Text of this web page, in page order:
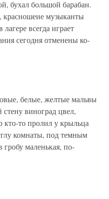
бухал большой барабан.
красношеие музыканты
всегда играет
сегодня отменены ко­
белые, желтые маль­вы
виноград цвел,
кто-то пролил у крыльца
комнаты, под темным
гробу маленькая, по­